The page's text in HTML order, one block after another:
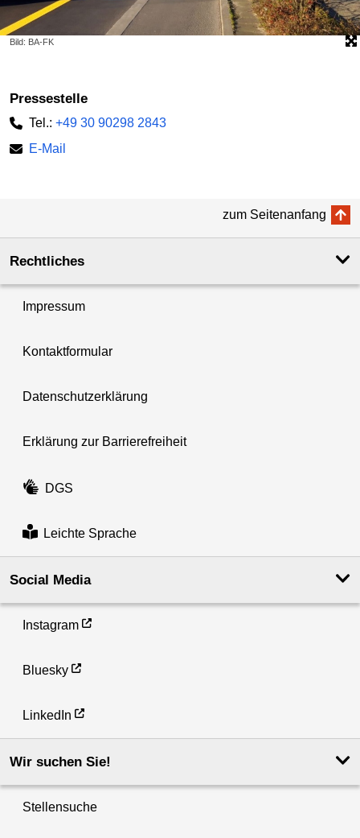
Bild: BA-FK
Pressestelle
Tel.: +49 30 90298 2843
E-Mail
zum Seitenanfang
Rechtliches
Impressum
Kontaktformular
Datenschutzerklärung
Erklärung zur Barrierefreiheit
DGS
Leichte Sprache
Social Media
Instagram
Bluesky
LinkedIn
Wir suchen Sie!
Stellensuche